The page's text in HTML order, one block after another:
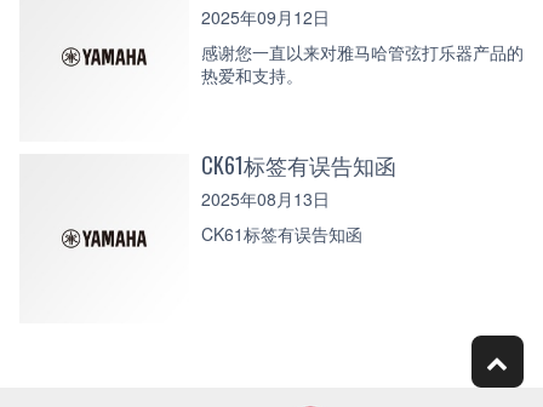
2025年09月12日
感谢您一直以来对雅马哈管弦打乐器产品的
热爱和支持。
CK61标签有误告知函
2025年08月13日
CK61标签有误告知函